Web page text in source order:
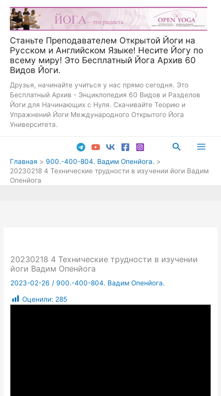
Перейти
содержимому
Станьте Преподавателем Открытой Йоги на
Русском и Английском Языке! Несите Йогу по
всему миру! Это Бесплатный Йога Архив 60
Видов Йоги.
Друзья, начинайте учиться у нас прямо сегодня. Это
Бесплатный Архив - Энциклопедия 60 Видов и Разделов
Йоги для Начинающих с Нуля. Скачивайте Теорию и
Упражнений Йоги Международного Открытого Йога
Университета.
Поиск
Главная
900.-400-804. Вадим Опенйога.
20230218 4 Технические трудности в изучении йоги Вадим
Опенйога
20230218 4 Технические трудности в изучении
йоги Вадим Опенйога
2023-02-26 / 900.-400-804. Вадим Опенйога.
Оценили: 285